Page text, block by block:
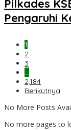
Pilkades
Pengaruhi
1
2
3
…
2,184
Berikutnya
No More Posts
No more pages to